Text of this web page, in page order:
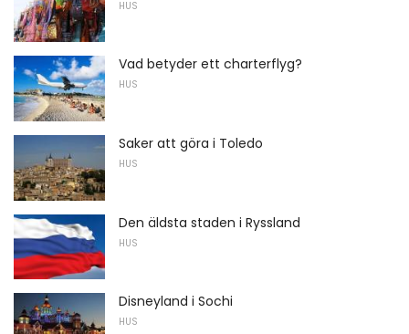
HUS
Vad betyder ett charterflyg?
HUS
Saker att göra i Toledo
HUS
Den äldsta staden i Ryssland
HUS
Disneyland i Sochi
HUS